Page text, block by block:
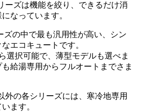
ーズは機能を絞り、できるだけ消
なっています。
ズの中で最も汎用性が高い、シン
エコキュートです。
選択可能で、薄型モデルも選べま
給湯専用からフルオートまでさま
外の各シリーズには、寒冷地専用
ます。